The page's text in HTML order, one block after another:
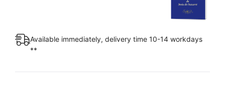
Montaña
Available immediately, delivery time 10-14 workdays
**